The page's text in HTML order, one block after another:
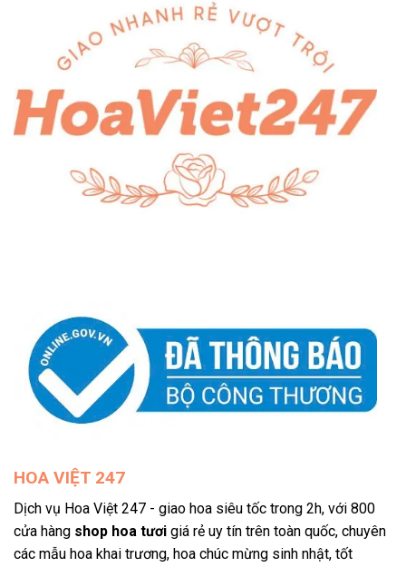
HOA VIỆT 247
Dịch vụ Hoa Việt 247 - giao hoa siêu tốc trong 2h, với 800
cửa hàng shop hoa tươi giá rẻ uy tín trên toàn quốc, chuyên
các mẫu hoa khai trương, hoa chúc mừng sinh nhật, tốt